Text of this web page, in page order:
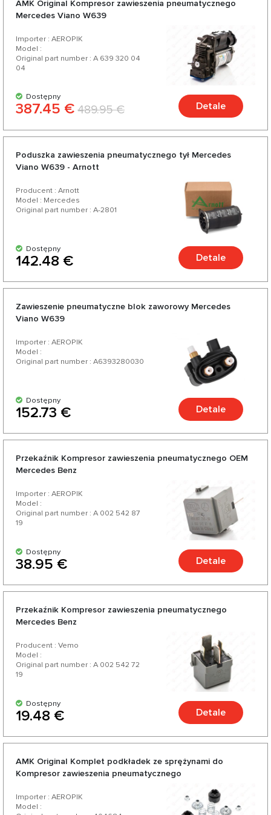
AMK Original Kompresor zawieszenia pneumatycznego
Mercedes Viano W639
Importer : AEROPIK
Model :
Original part number : A 639 320 04
04
Dostępny
387.45 € 489.95 € Detale
Poduszka zawieszenia pneumatycznego tył Mercedes
Viano W639 - Arnott
Producent : Arnott
Model : Mercedes
Original part number : A-2801
Dostępny
142.48 € Detale
Zawieszenie pneumatyczne blok zaworowy Mercedes
Viano W639
Importer : AEROPIK
Model :
Original part number : A6393280030
Dostępny
152.73 € Detale
Przekaźnik Kompresor zawieszenia pneumatycznego OEM
Mercedes Benz
Importer : AEROPIK
Model :
Original part number : A 002 542 87
19
Dostępny
38.95 € Detale
Przekaźnik Kompresor zawieszenia pneumatycznego
Mercedes Benz
Producent : Vemo
Model :
Original part number : A 002 542 72
19
Dostępny
19.48 € Detale
AMK Original Komplet podkładek ze sprężynami do
Kompresor zawieszenia pneumatycznego
Importer : AEROPIK
Model :